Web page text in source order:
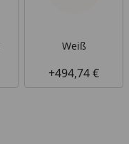
Weiß
+494,74 €